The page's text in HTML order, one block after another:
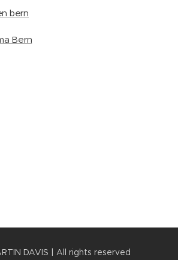
bern
Bern
DAVIS | All rights reserved